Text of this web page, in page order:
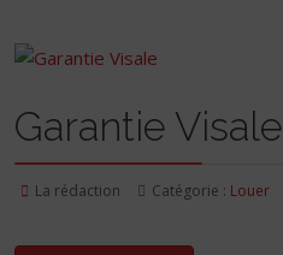
Garantie Visale
La rédaction Catégorie : Louer